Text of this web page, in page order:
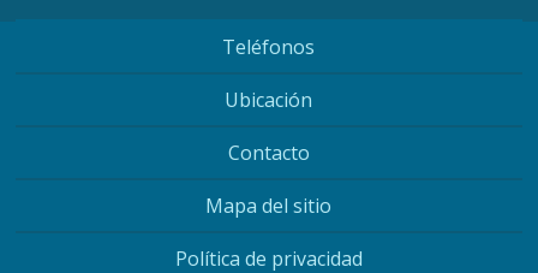
Teléfonos
Ubicación
Contacto
Mapa del sitio
Política de privacidad